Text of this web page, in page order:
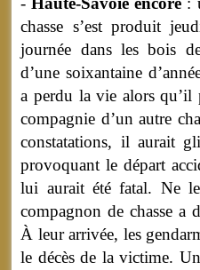
chasse s’est produit
journée dans les bois
d’une soixantaine
a perdu la vie alors qu’il
compagnie d’un autre
constatations, il aurait
provoquant le départ
lui aurait été fatal. Ne
compagnon de chasse a
À leur arrivée, les
le décès de la victime.